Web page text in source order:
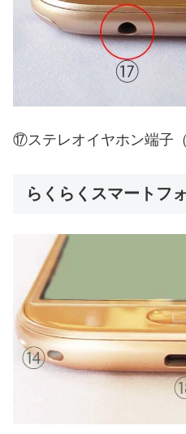
⑰ステレオイヤホン端子（
らくらくスマートフ